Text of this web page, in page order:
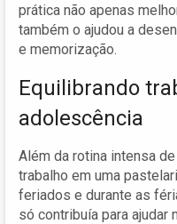
prática não apenas
também o ajudou a
e memorização.
Equilibrando
adolescência
Além da rotina intensa
trabalho em uma
feriados e durante as
só contribuía para ajudar